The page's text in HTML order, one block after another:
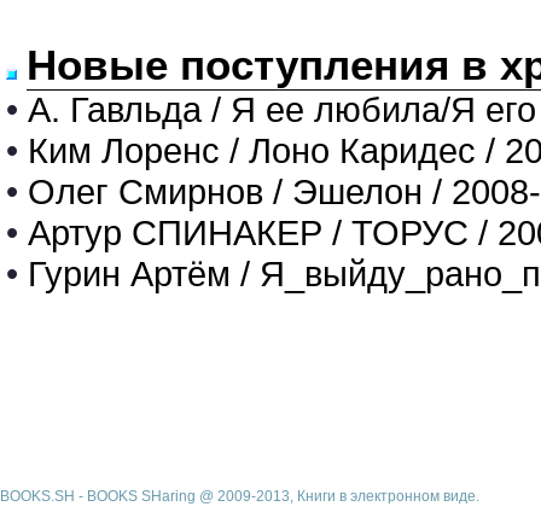
Новые поступления в
• А. Гавльда / Я ее любила/Я
• Ким Лоренс / Лоно Каридес /
• Олег Смирнов / Эшелон /
• Артур СПИНАКЕР / ТОРУС /
• Гурин Артём /
BOOKS.SH - BOOKS SHaring @ 2009-2013, Книги в электронном виде.